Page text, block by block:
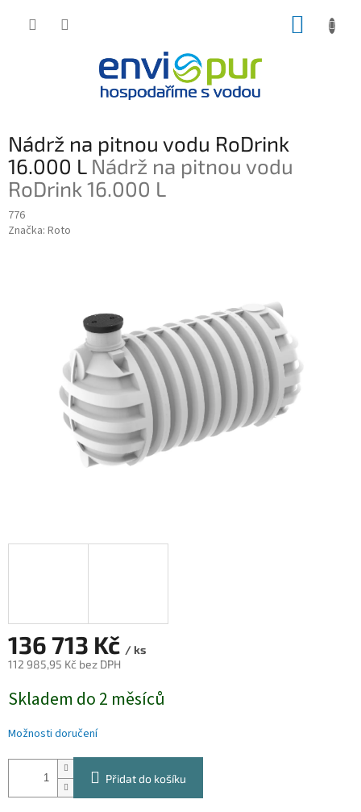
Nádrž na pitnou vodu RoDrink
16.000 L Nádrž na pitnou vodu
RoDrink 16.000 L
776
Značka: Roto
136 713 Kč / ks
112 985,95 Kč bez DPH
cena:
Skladem do 2 měsíců
Možnosti doručení
Přidat do košíku